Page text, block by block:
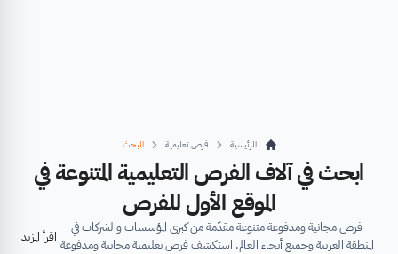
الرئيسية فرص تعليمية البحث
ابحث في آلاف الفرص التعليمية المتنوعة في
الموقع الأول للفرص
فرص مجانية ومدفوعة متنوعة مقدّمة من كبرى المؤسسات والشركات في
المنطقة العربية وجميع أنحاء العالم. استكشف فرص تعليمية مجانية ومدفوعة اقرأ المزيد